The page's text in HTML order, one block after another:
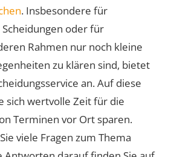
. Insbesondere für
oder für
Rahmen nur noch kleine
zu klären sind, bietet
an. Auf diese
sich wertvolle Zeit für die
Terminen vor Ort sparen.
viele Fragen zum Thema